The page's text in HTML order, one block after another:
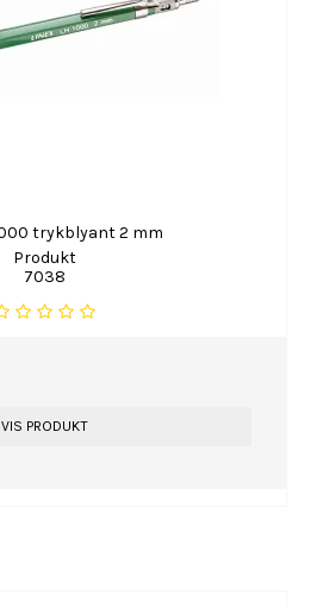
trykblyant 2 mm
Produkt
7038
VIS PRODUKT